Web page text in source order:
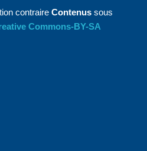
contraire Contenus sous
Commons-BY-SA